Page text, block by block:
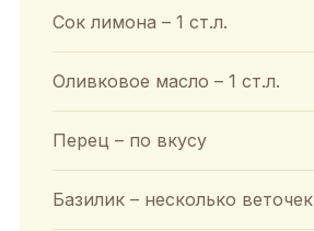
Сок лимона – 1 ст.л.
Оливковое масло – 1 ст.л.
Перец – по вкусу
Базилик – несколько веточек